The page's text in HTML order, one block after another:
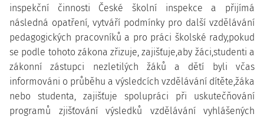
inspekční činnosti České školní inspekce a přijímá
následná opatření, vytváří podmínky pro další vzdělávání
pedagogických pracovníků a pro práci školské rady,pokud
se podle tohoto zákona zřizuje, zajišťuje,aby žáci,studenti a
zákonní zástupci nezletilých žáků a dětí byli včas
informováni o průběhu a výsledcích vzdělávání dítěte,žáka
nebo studenta, zajišťuje spolupráci při uskutečňování
programů zjišťování výsledků vzdělávání vyhlášených